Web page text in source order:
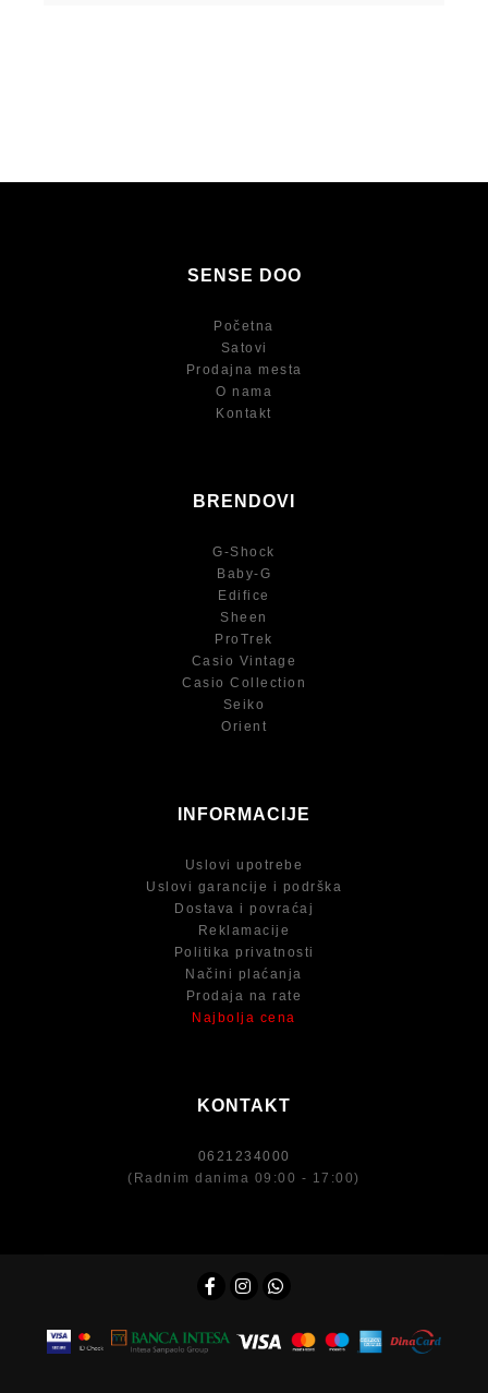
SENSE DOO
Početna
Satovi
Prodajna mesta
O nama
Kontakt
BRENDOVI
G-Shock
Baby-G
Edifice
Sheen
ProTrek
Casio Vintage
Casio Collection
Seiko
Orient
INFORMACIJE
Uslovi upotrebe
Uslovi garancije i podrška
Dostava i povraćaj
Reklamacije
Politika privatnosti
Načini plaćanja
Prodaja na rate
Najbolja cena
KONTAKT
0621234000
(Radnim danima 09:00 - 17:00)